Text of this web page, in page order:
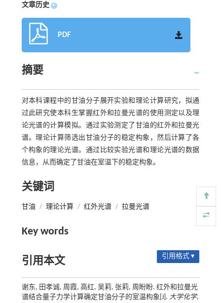
文章历史 +
PDF
摘要
对本科课程中的甘油分子展开实验和理论计算研究，拟通
过此研究使本科生掌握红外和拉曼光谱的使用测定以及理
论光谱的计算模拟。通过实验测定了甘油的红外和拉曼光
谱。理论计算筛选出甘油分子的稳定构象，然后计算了各
个构象的理论光谱。通过比较实验光谱和理论光谱的数据
信息，从而确定了甘油在室温下的稳定构象。
关键词
甘油 / 理论计算 / 红外光谱 / 拉曼光谱
Key words
引用本文 引用格式 ▾
谢东, 田孝诚, 周霞, 高红, 吴莉, 张莉, 周盼盼. 红外和拉曼光
谱结合量子力学计算确定甘油分子的室温构象[J]. 大学化学,